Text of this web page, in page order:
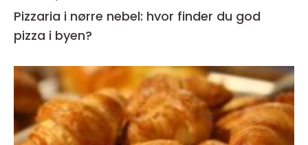
Pizzaria i nørre nebel: hvor finder du god
pizza i byen?